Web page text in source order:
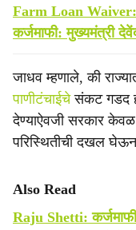
Farm Loan Waiver:
कर्जमाफी: मुख्यमंत्री
जाधव म्हणाले, की
पाणीटंचाईचेसंकट गडद
देण्याऐवजी सरकार
परिस्थितीची दखल
Also Read
Raju Shetti: